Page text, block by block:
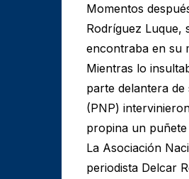
Momentos
Rodríguez Luque,
encontraba en su
Mientras lo
parte delantera
(PNP)
propina un
La Asociación
periodista Delcar